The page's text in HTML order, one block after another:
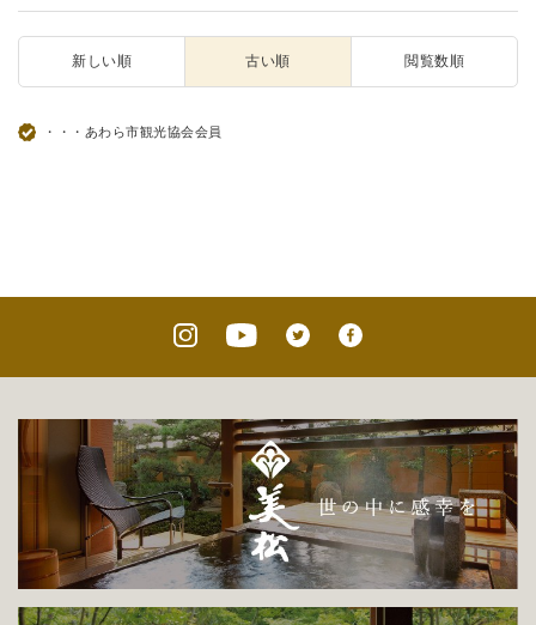
新しい順 古い順 閲覧数順
・・・あわら市観光協会会員